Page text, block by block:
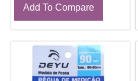
Add To Compare